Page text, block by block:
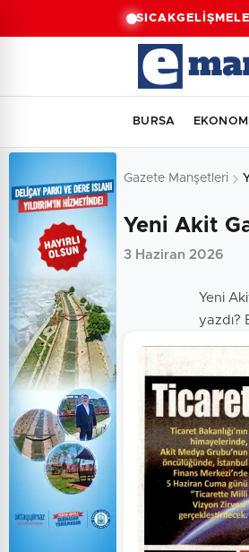
SICAK
BURSA EKONOMİ
Gazete Manşetleri
Yeni Akit
3 Haziran 2026
Yeni
yazdı?